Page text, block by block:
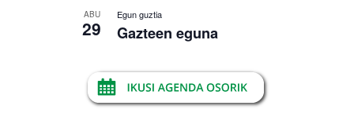
ABU
29
Egun guztia
Gazteen eguna